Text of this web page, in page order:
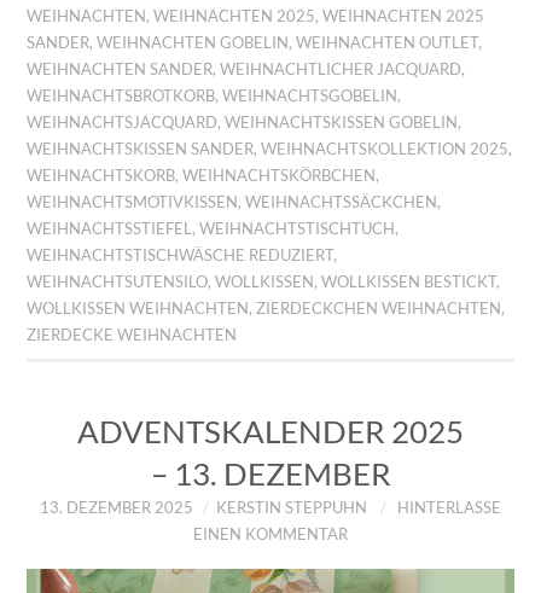
WEIHNACHTEN,WEIHNACHTEN 2025,WEIHNACHTEN 2025
SANDER,WEIHNACHTEN GOBELIN,WEIHNACHTEN OUTLET,
WEIHNACHTEN SANDER,WEIHNACHTLICHER JACQUARD,
WEIHNACHTSBROTKORB,WEIHNACHTSGOBELIN,
WEIHNACHTSJACQUARD,WEIHNACHTSKISSEN GOBELIN,
WEIHNACHTSKISSEN SANDER,WEIHNACHTSKOLLEKTION 2025,
WEIHNACHTSKORB,WEIHNACHTSKÖRBCHEN,
WEIHNACHTSMOTIVKISSEN,WEIHNACHTSSÄCKCHEN,
WEIHNACHTSSTIEFEL ,WEIHNACHTSTISCHTUCH,
WEIHNACHTSTISCHWÄSCHE REDUZIERT,
WEIHNACHTSUTENSILO,WOLLKISSEN,WOLLKISSEN BESTICKT,
WOLLKISSEN WEIHNACHTEN, ZIERDECKCHEN WEIHNACHTEN,
ZIERDECKE WEIHNACHTEN
ADVENTSKALENDER 2025
– 13. DEZEMBER
13. DEZEMBER 2025 KERSTIN STEPPUHN
HINTERLASSE
EINEN KOMMENTAR